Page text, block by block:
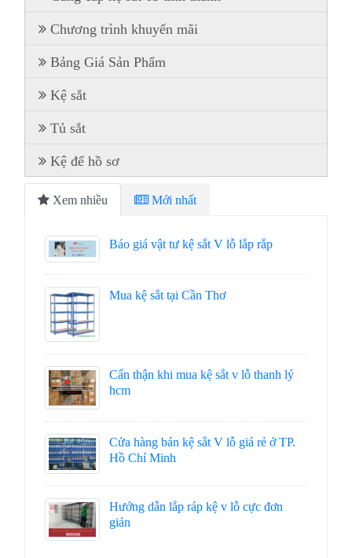
Chương trình khuyến mãi
Bảng Giá Sản Phẩm
Kệ sắt
Tủ sắt
Kệ để hồ sơ
Xem nhiều Mới nhất
Báo giá vật tư kệ sắt V lỗ lắp rắp
Mua kệ sắt tại Cần Thơ
Cẩn thận khi mua kệ sắt v lỗ thanh lý
hcm
Cửa hàng bán kệ sắt V lỗ giá rẻ ở TP.
Hồ Chí Minh
Hướng dẫn lắp ráp kệ v lỗ cực đơn
giản